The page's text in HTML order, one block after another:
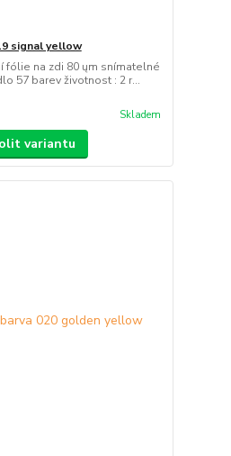
signal yellow
fólie na zdi 80 ųm snímatelné
57 barev životnost : 2 r...
Skladem
variantu